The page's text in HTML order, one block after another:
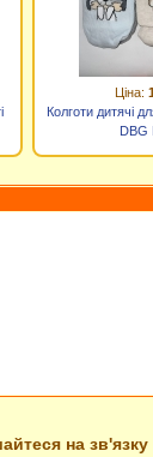
Ціна:
Колготи дитячі
DBG
на зв'язку